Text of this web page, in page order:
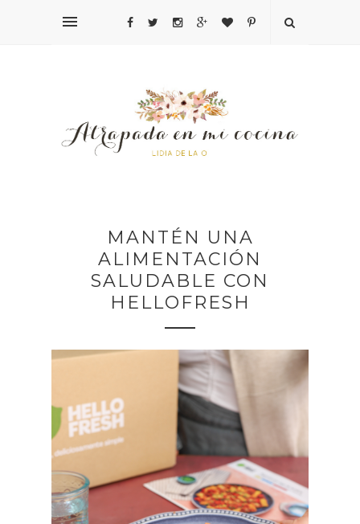
MANTÉN UNA
ALIMENTACIÓN
SALUDABLE CON
HELLOFRESH